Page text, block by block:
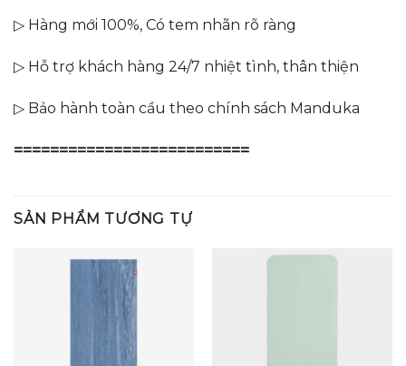
▷ Hàng mới 100%, Có tem nhãn rõ ràng
▷ Hỗ trợ khách hàng 24/7 nhiệt tình, thân thiện
▷ Bảo hành toàn cầu theo chính sách Manduka
==========================
SẢN PHẨM TƯƠNG TỰ